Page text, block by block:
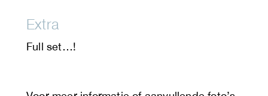
Extra
Full set…!